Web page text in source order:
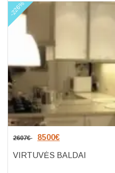
-226%
2607€ 8500€
VIRTUVĖS BALDAI